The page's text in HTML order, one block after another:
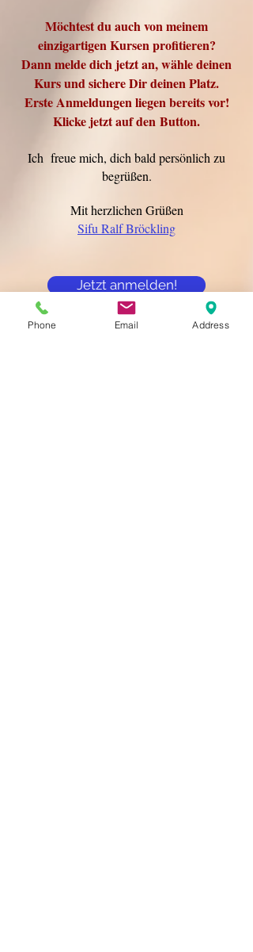
Möchtest du auch von meinem
einzigartigen Kursen profitieren?
Dann melde dich jetzt an, wähle deinen
Kurs und sichere Dir deinen Platz.
Erste Anmeldungen liegen bereits vor!
Klicke jetzt auf den Button.
Ich freue mich, dich bald persönlich zu
begrüßen.
Mit herzlichen Grüßen
Sifu Ralf Bröckling
Jetzt anmelden!
Phone Email Address